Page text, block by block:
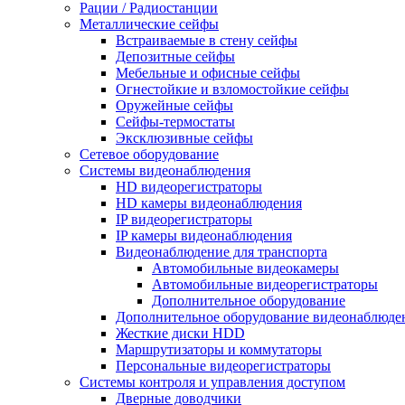
Рации / Радиостанции
Металлические сейфы
Встраиваемые в стену сейфы
Депозитные сейфы
Мебельные и офисные сейфы
Огнестойкие и взломостойкие сейфы
Оружейные сейфы
Сейфы-термостаты
Эксклюзивные сейфы
Сетевое оборудование
Системы видеонаблюдения
HD видеорегистраторы
HD камеры видеонаблюдения
IP видеорегистраторы
IP камеры видеонаблюдения
Видеонаблюдение для транспорта
Автомобильные видеокамеры
Автомобильные видеорегистраторы
Дополнительное оборудование
Дополнительное оборудование
Жесткие диски HDD
Маршрутизаторы и коммутаторы
Персональные видеорегистраторы
Системы контроля и управления доступом
Дверные доводчики